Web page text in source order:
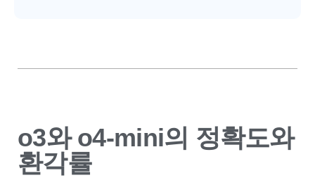
o3와 o4-mini의 정확도와
환각률